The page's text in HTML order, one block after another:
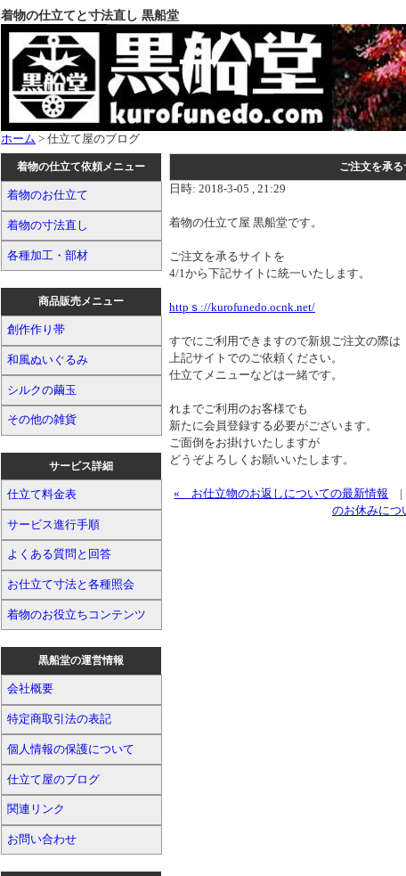
着物の仕立てと寸法直し 黒船堂
ホーム > 仕立て屋のブログ
着物の仕立て依頼メニュー
着物のお仕立て
着物の寸法直し
各種加工・部材
商品販売メニュー
創作作り帯
和風ぬいぐるみ
シルクの繭玉
その他の雑貨
サービス詳細
仕立て料金表
サービス進行手順
よくある質問と回答
お仕立て寸法と各種照会
着物のお役立ちコンテンツ
黒船堂の運営情報
会社概要
特定商取引法の表記
個人情報の保護について
仕立て屋のブログ
関連リンク
お問い合わせ
ご注文を承る
日時: 2018-3-05 , 21:29
着物の仕立て屋 黒船堂です。
ご注文を承るサイトを
4/1から下記サイトに統一いたします。
httpｓ://kurofunedo.ocnk.net/
すでにご利用できますので新規ご注文の際は
上記サイトでのご依頼ください。
仕立てメニューなどは一緒です。
れまでご利用のお客様でも
新たに会員登録する必要がございます。
ご面倒をお掛けいたしますが
どうぞよろしくお願いいたします。
« お仕立物のお返しについての最新情報
のお休みに